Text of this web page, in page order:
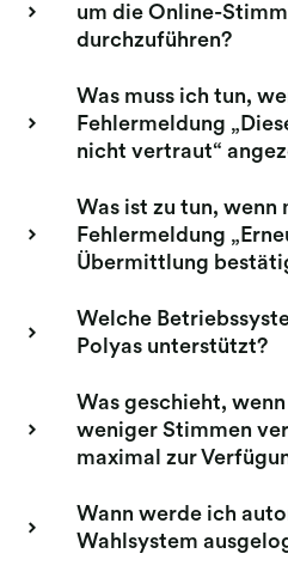
um die Online-
durchzuführen?
Was muss ich tun,
Fehlermeldung
nicht vertraut“
Was ist zu tun, wenn
Fehlermeldung
Übermittlung
Welche
Polyas unterstützt?
Was geschieht,
weniger Stimmen
maximal zur
Wann werde ich
Wahlsystem